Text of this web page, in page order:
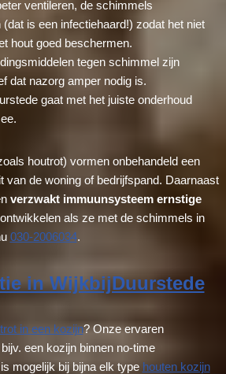
ventileren, de schimmels
is een infectiehaard!) zodat het niet
hout goed beschermen.
tegen schimmel zijn
dat nazorg amper nodig is.
gaat met het juiste onderhoud
houtrot) vormen onbehandeld een
van de woning of bedrijfspand. Daarnaast
verzwakt immuunsysteem ernstige
ontwikkelen als ze met de schimmels in
030-2006034.
in WijkbijDuurstede
in een kozijn? Onze ervaren
een kozijn binnen no-time
mogelijk bij bijna elk type houten kozijn